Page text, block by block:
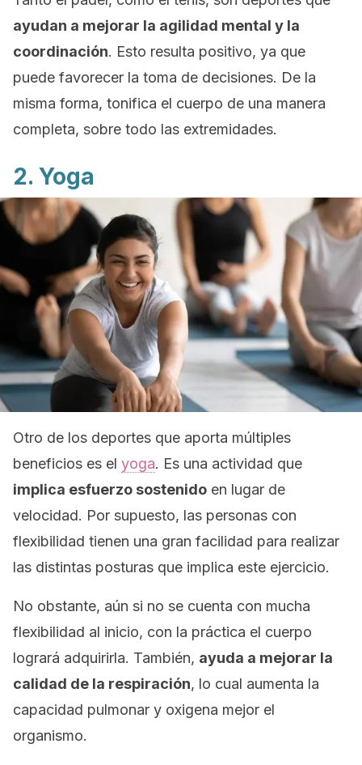
ayudan a mejorar la agilidad mental y la
coordinación. Esto resulta positivo, ya que
puede favorecer la toma de decisiones. De la
misma forma, tonifica el cuerpo de una manera
completa, sobre todo las extremidades.
2. Yoga
Otro de los deportes que aporta múltiples
beneficios es el yoga. Es una actividad que
implica esfuerzo sostenido en lugar de
velocidad. Por supuesto, las personas con
flexibilidad tienen una gran facilidad para realizar
las distintas posturas que implica este ejercicio.
No obstante, aún si no se cuenta con mucha
flexibilidad al inicio, con la práctica el cuerpo
logrará adquirirla. También, ayuda a mejorar la
calidad de la respiración, lo cual aumenta la
capacidad pulmonar y oxigena mejor el
organismo.